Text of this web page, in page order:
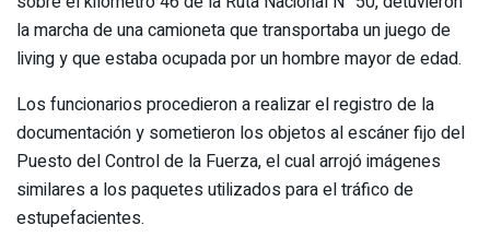
la marcha de una camioneta que transportaba un juego de
living y que estaba ocupada por un hombre mayor de edad.
Los funcionarios procedieron a realizar el registro de la
documentación y sometieron los objetos al escáner fijo del
Puesto del Control de la Fuerza, el cual arrojó imágenes
similares a los paquetes utilizados para el tráfico de
estupefacientes.